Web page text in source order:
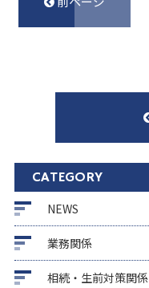
CATEGORY
NEWS
業務関係
相続・生前対策関係